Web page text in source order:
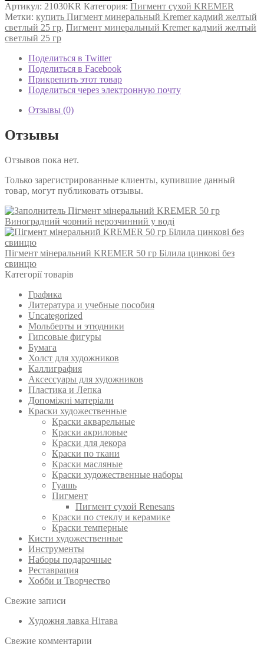
Артикул: 21030KR Категория: Пигмент сухой KREMER
Метки: купить Пигмент минеральный Kremer кадмий желтый
светлый 25 гр, Пигмент минеральный Kremer кадмий желтый
светлый 25 гр
Поделиться в Twitter
Поделиться в Facebook
Прикрепить этот товар
Поделиться через электронную почту
Отзывы (0)
Отзывы
Отзывов пока нет.
Только зарегистрированные клиенты, купившие данный
товар, могут публиковать отзывы.
Пігмент мінеральний KREMER 50 гр
Виноградний чорний нерозчинний у воді
Пігмент мінеральний KREMER 50 гр Білила цинкові без
свинцю
Категорії товарів
Графика
Литература и учебные пособия
Uncategorized
Мольберты и этюдники
Гипсовые фигуры
Бумага
Холст для художников
Каллиграфия
Аксессуары для художников
Пластика и Лепка
Допоміжні матеріали
Краски художественные
Краски акварельные
Краски акриловые
Краски для декора
Краски по ткани
Краски масляные
Краски художественные наборы
Гуашь
Пигмент
Пигмент сухой Renesans
Краски по стеклу и керамике
Краски темперные
Кисти художественные
Инструменты
Наборы подарочные
Реставрация
Хобби и Творчество
Свежие записи
Художня лавка Нітава
Свежие комментарии